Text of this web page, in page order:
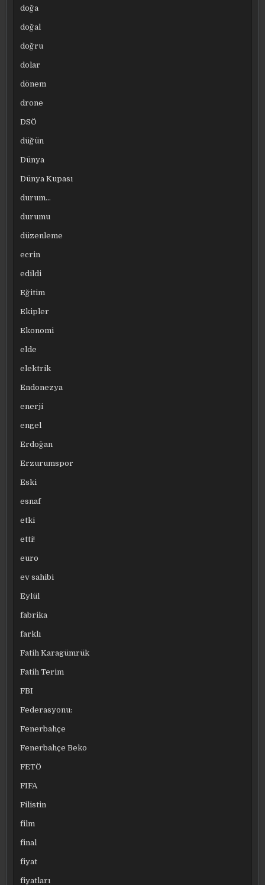
doğa
doğal
doğru
dolar
dönem
drone
DSÖ
düğün
Dünya
Dünya Kupası
durum…
durumu
düzenleme
ecrin
edildi
Eğitim
Ekipler
Ekonomi
elde
elektrik
Endonezya
enerji
engel
Erdoğan
Erzurumspor
Eski
esnaf
etki
etti!
euro
ev sahibi
Eylül
fabrika
farklı
Fatih Karagümrük
Fatih Terim
FBI
Federasyonu:
Fenerbahçe
Fenerbahçe Beko
FETÖ
FIFA
Filistin
film
final
fiyat
fiyatları